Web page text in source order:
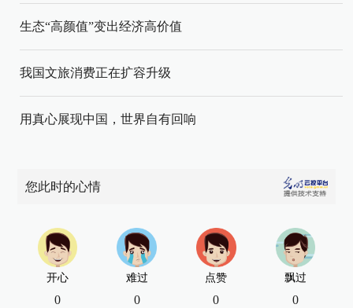
生态“高颜值”变出经济高价值
我国文旅消费正在扩容升级
用真心展现中国，世界自有回响
您此时的心情
开心
0
难过
0
点赞
0
飘过
0